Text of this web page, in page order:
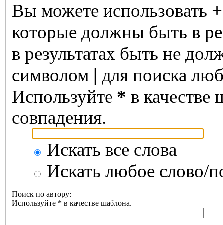
Вы можете использовать +
которые должны быть в
в результатах быть не
символом | для поиска
Используйте * в качестве
совпадения.
Искать все слова
Искать любое слово/
Поиск по автору:
Используйте * в качестве шаблона.